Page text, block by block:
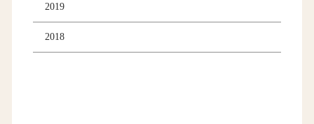
2019
2018